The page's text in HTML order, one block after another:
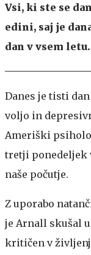
Vsi, ki ste se
edini, saj je
dan v vsem letu.
Danes je tisti
voljo in
Ameriški
tretji ponedeljek
naše počutje.
Z uporabo
je Arnall skušal
kritičen v